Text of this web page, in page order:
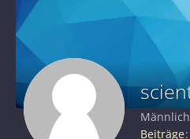
Männlich
Beiträge